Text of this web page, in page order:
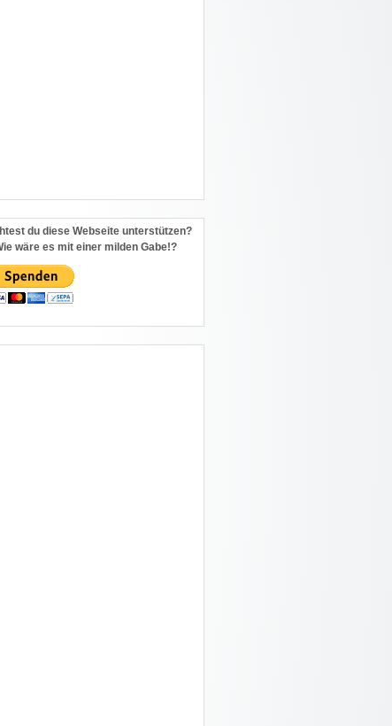
du diese Webseite unterstützen?
wäre es mit einer milden Gabe!?